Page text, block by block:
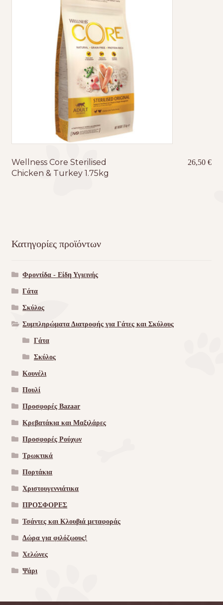
Wellness Core Sterilised
Chicken & Turkey 1.75kg
26,50€
Κατηγορίες προϊόντων
Φροντίδα - Είδη Υγιεινής
Γάτα
Σκύλος
Συμπληρώματα Διατροφής για Γάτες και Σκύλους
Γάτα
Σκύλος
Κουνέλι
Πουλί
Προσφορές Bazaar
Κρεβατάκια και Μαξιλάρες
Προσφορές Ρούχων
Τρωκτικά
Πορτάκια
Χριστουγεννιάτικα
ΠΡΟΣΦΟΡΕΣ
Τσάντες και Κλουβιά μεταφοράς
Δώρα για φιλόζωους!
Χελώνες
Ψάρι